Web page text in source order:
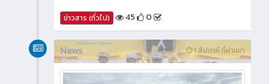
ข่าวสาร (ทั่วไป) 45 0
1 สัปดาห์ ที่ผ่านมา
News